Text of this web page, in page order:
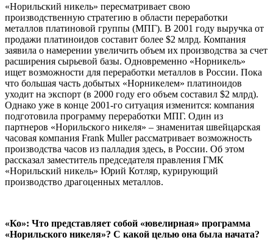
«Норильский никель» пересматривает свою
производственную стратегию в области переработки
металлов платиновой группы (МПГ). В 2001 году выручка от
продажи платиноидов составит более $2 млрд. Компания
заявила о намерении увеличить объем их производства за счет
расширения сырьевой базы. Одновременно «Норникель»
ищет возможности для переработки металлов в России. Пока
что большая часть добытых «Норникелем» платиноидов
уходит на экспорт (в 2000 году его объем составил $2 млрд).
Однако уже в конце 2001-го ситуация изменится: компания
подготовила программу переработки МПГ. Один из
партнеров «Норильского никеля» – знаменитая швейцарская
часовая компания Frank Muller рассматривает возможность
производства часов из палладия здесь, в России. Об этом
рассказал заместитель председателя правления ГМК
«Норильский никель» Юрий Котляр, курирующий
производство драгоценных металлов.
«Ко»: Что представляет собой «ювелирная» программа
«Норильского никеля»? С какой целью она была начата?